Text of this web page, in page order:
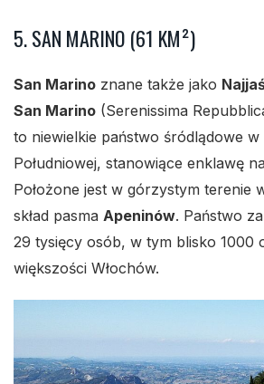
5. SAN MARINO (61 KM²)
San Marino znane także jako
San Marino (Serenissima
to niewielkie państwo śródlądowe w
Południowej, stanowiące enklawę
Położone jest w górzystym terenie
skład pasma Apeninów. Państwo
29 tysięcy osób, w tym blisko 1000
większości Włochów.